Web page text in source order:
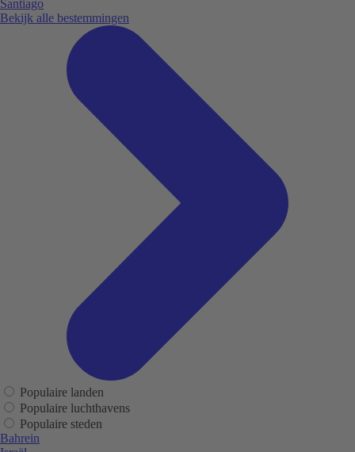
Santiago
Bekijk alle bestemmingen
Populaire landen
Populaire luchthavens
Populaire steden
Bahrein